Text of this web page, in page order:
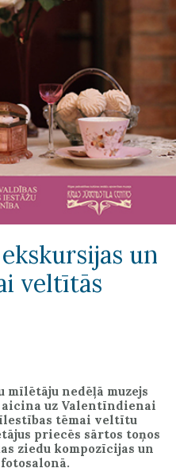
un
veltītās
mīlētāju nedēļā muzejs
aicina uz Valentīndienai
tēmai veltītu
priecēs sārtos toņos
ziedu kompozīcijas un